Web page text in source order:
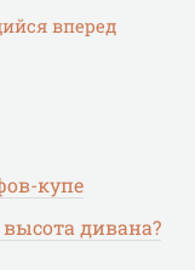
вперед
купе
дивана?